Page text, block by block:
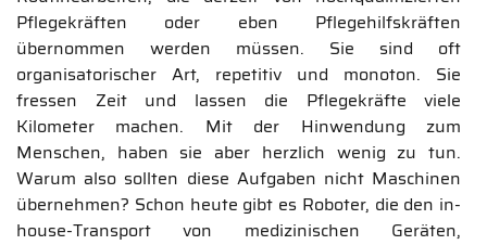
Pflegekräften oder eben Pflegehilfskräften
übernommen werden müssen. Sie sind oft
organisatorischer Art, repetitiv und monoton. Sie
fressen Zeit und lassen die Pflegekräfte viele
Kilometer machen. Mit der Hinwendung zum
Menschen, haben sie aber herzlich wenig zu tun.
Warum also sollten diese Aufgaben nicht Maschinen
übernehmen? Schon heute gibt es Roboter, die den in-
house-Transport von medizinischen Geräten,